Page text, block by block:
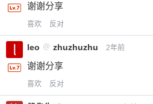
谢谢分享
喜欢 反对
leo @ zhuzhuzhu 2年前
谢谢分享
喜欢 反对